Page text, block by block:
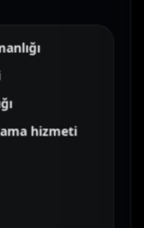
hizmeti